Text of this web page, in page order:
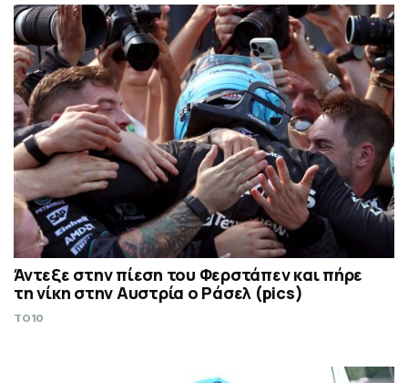
Άντεξε στην πίεση του Φερστάπεν και πήρε
τη νίκη στην Αυστρία ο Ράσελ (pics)
TO10